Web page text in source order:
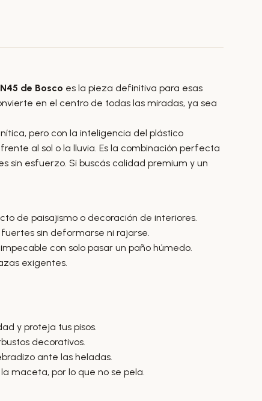
de Bosco es la pieza definitiva para esas
en el centro de todas las miradas, ya sea
pero con la inteligencia del plástico
al sol o la lluvia. Es la combinación perfecta
esfuerzo. Si buscás calidad premium y un
de paisajismo o decoración de interiores.
sin deformarse ni rajarse.
con solo pasar un paño húmedo.
exigentes.
y proteja tus pisos.
decorativos.
ante las heladas.
maceta, por lo que no se pela.